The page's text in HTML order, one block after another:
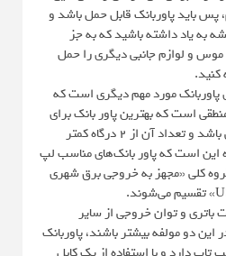
پس باید پاوربانک قابل حمل باشد و
به یاد داشته باشید که به جز
موس و لوازم جانبی دیگری را حمل
کنید.
پاوربانک مورد مهم دیگری است که
است که بهترین پاور بانک برای
لپ تاپ دارای درگاه‌های متفاوتی باشد و تعداد آن از 2 درگاه کمتر
این است که پاور بانک‌های مناسب لپ
کلی «مجهز به خروجی برق شهری
و توان خروجی از سایر
دو مولفه بیشتر باشند، پاوربانک